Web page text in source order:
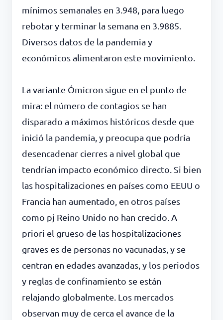
mínimos semanales en 3.948, para luego
rebotar y terminar la semana en 3.9885.
Diversos datos de la pandemia y
económicos alimentaron este movimiento.
La variante Ómicron sigue en el punto de
mira: el número de contagios se han
disparado a máximos históricos desde que
inició la pandemia, y preocupa que podría
desencadenar cierres a nivel global que
tendrían impacto económico directo. Si bien
las hospitalizaciones en países como EEUU o
Francia han aumentado, en otros países
como pj Reino Unido no han crecido. A
priori el grueso de las hospitalizaciones
graves es de personas no vacunadas, y se
centran en edades avanzadas, y los periodos
y reglas de confinamiento se están
relajando globalmente. Los mercados
observan muy de cerca el avance de la